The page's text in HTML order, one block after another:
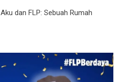
Aku dan FLP: Sebuah Rumah